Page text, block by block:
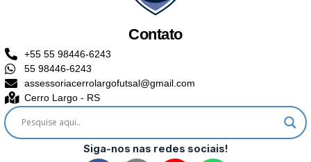
Contato
+55 55 98446-6243
55 98446-6243
assessoriacerrolargofutsal@gmail.com
Cerro Largo - RS
Siga-nos nas redes sociais!